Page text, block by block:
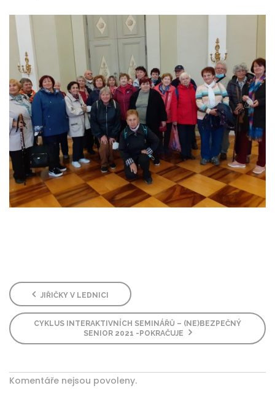
JIŘIČKY V LEDNICI
CYKLUS INTERAKTIVNÍCH SEMINÁŘŮ – (NE)BEZPEČNÝ
SENIOR 2021 -POKRAČUJE
Komentáře nejsou povoleny.